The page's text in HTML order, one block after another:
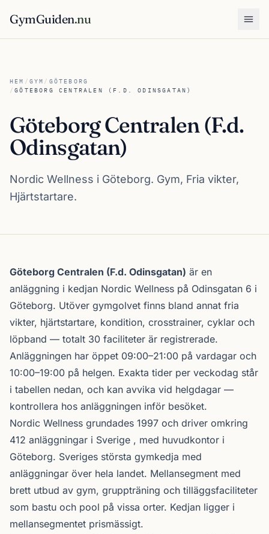
GymGuiden.nu
HEM / GYM / GÖTEBORG
/GÖTEBORG CENTRALEN (F.D. ODINSGATAN)
Göteborg Centralen (F.d.
Odinsgatan)
Nordic Wellness i Göteborg. Gym, Fria vikter,
Hjärtstartare.
Om Göteborg Centralen (F.d. Odinsgatan)
Göteborg Centralen (F.d. Odinsgatan) är en
anläggning i kedjan Nordic Wellness på Odinsgatan 6 i
Göteborg. Utöver gymgolvet finns bland annat fria
vikter, hjärtstartare, kondition, crosstrainer, cyklar och
löpband — totalt 30 faciliteter är registrerade.
Anläggningen har öppet 09:00–21:00 på vardagar och
10:00–19:00 på helgen. Exakta tider per veckodag står
i tabellen nedan, och kan avvika vid helgdagar —
kontrollera hos anläggningen inför besöket.
Nordic Wellness grundades 1997 och driver omkring
412 anläggningar i Sverige , med huvudkontor i
Göteborg. Sveriges största gymkedja med
anläggningar över hela landet. Mellansegment med
brett utbud av gym, gruppträning och tilläggsfaciliteter
som bastu och pool på vissa orter. Kedjan ligger i
mellansegmentet prismässigt.